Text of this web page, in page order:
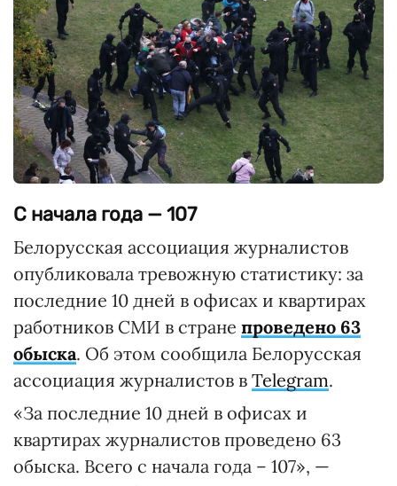
С начала года — 107
Белорусская ассоциация журналистов
опубликовала тревожную статистику: за
последние 10 дней в офисах и квартирах
работников СМИ в стране проведено 63
обыска. Об этом сообщила Белорусская
ассоциация журналистов в Telegram.
«За последние 10 дней в офисах и
квартирах журналистов проведено 63
обыска. Всего с начала года – 107», —